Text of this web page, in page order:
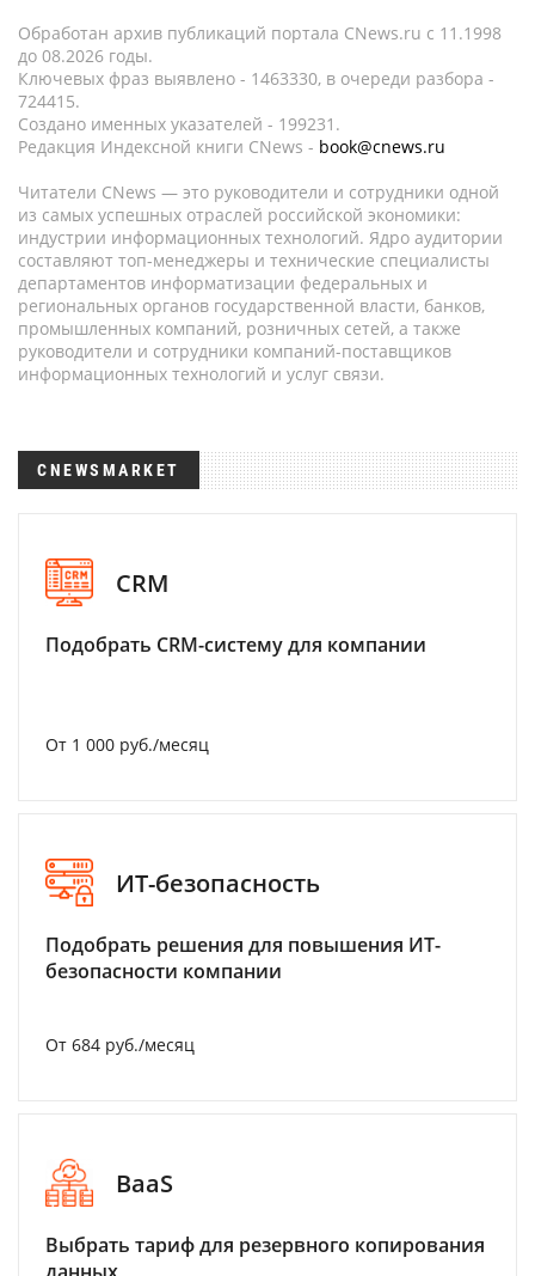
Обработан архив публикаций портала CNews.ru c 11.1998
до 08.2026 годы.
Ключевых фраз выявлено - 1463330, в очереди разбора -
724415.
Создано именных указателей - 199231.
Редакция Индексной книги CNews - book@cnews.ru
Читатели CNews — это руководители и сотрудники одной
из самых успешных отраслей российской экономики:
индустрии информационных технологий. Ядро аудитории
составляют топ-менеджеры и технические специалисты
департаментов информатизации федеральных и
региональных органов государственной власти, банков,
промышленных компаний, розничных сетей, а также
руководители и сотрудники компаний-поставщиков
информационных технологий и услуг связи.
CNEWSMARKET
CRM
Подобрать CRM-систему для компании
От 1 000 руб./месяц
ИТ-безопасность
Подобрать решения для повышения ИТ-
безопасности компании
От 684 руб./месяц
BaaS
Выбрать тариф для резервного копирования